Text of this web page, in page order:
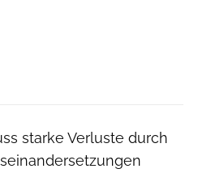
starke Verluste durch